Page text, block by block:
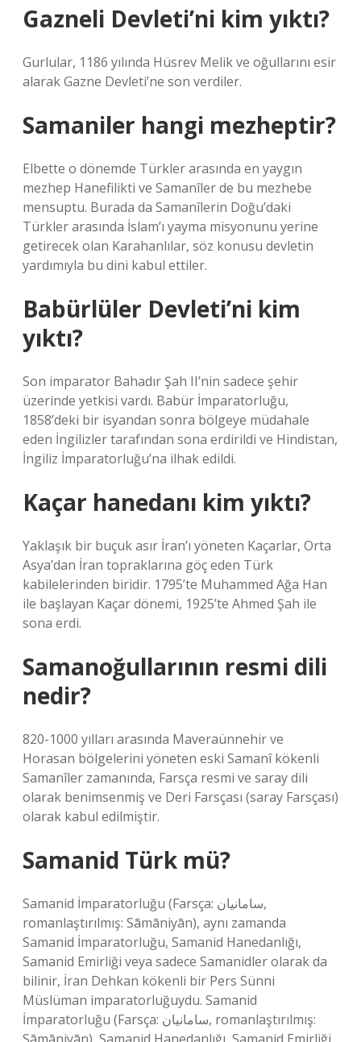
Gazneli Devleti’ni kim yıktı?
Gurlular, 1186 yılında Hüsrev Melik ve oğullarını esir
alarak Gazne Devleti’ne son verdiler.
Samaniler hangi mezheptir?
Elbette o dönemde Türkler arasında en yaygın
mezhep Hanefilikti ve Samanîler de bu mezhebe
mensuptu. Burada da Samanîlerin Doğu’daki
Türkler arasında İslam’ı yayma misyonunu yerine
getirecek olan Karahanlılar, söz konusu devletin
yardımıyla bu dini kabul ettiler.
Babürlüler Devleti’ni kim
yıktı?
Son imparator Bahadır Şah II’nin sadece şehir
üzerinde yetkisi vardı. Babür İmparatorluğu,
1858’deki bir isyandan sonra bölgeye müdahale
eden İngilizler tarafından sona erdirildi ve Hindistan,
İngiliz İmparatorluğu’na ilhak edildi.
Kaçar hanedanı kim yıktı?
Yaklaşık bir buçuk asır İran’ı yöneten Kaçarlar, Orta
Asya’dan İran topraklarına göç eden Türk
kabilelerinden biridir. 1795’te Muhammed Ağa Han
ile başlayan Kaçar dönemi, 1925’te Ahmed Şah ile
sona erdi.
Samanoğullarının resmi dili
nedir?
820-1000 yılları arasında Maveraünnehir ve
Horasan bölgelerini yöneten eski Samanî kökenli
Samanîler zamanında, Farsça resmi ve saray dili
olarak benimsenmiş ve Deri Farsçası (saray Farsçası)
olarak kabul edilmiştir.
Samanid Türk mü?
Samanid İmparatorluğu (Farsça: سامانیان,
romanlaştırılmış: Sāmāniyān), aynı zamanda
Samanid İmparatorluğu, Samanid Hanedanlığı,
Samanid Emirliği veya sadece Samanidler olarak da
bilinir, İran Dehkan kökenli bir Pers Sünni
Müslüman imparatorluğuydu. Samanid
İmparatorluğu (Farsça: سامانیان, romanlaştırılmış: